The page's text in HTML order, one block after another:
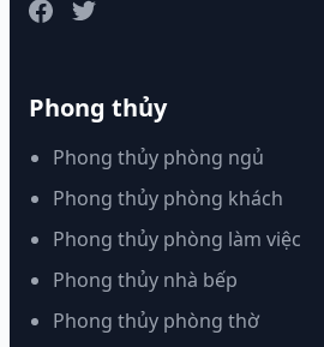
Phong thủy
Phong thủy phòng ngủ
Phong thủy phòng khách
Phong thủy phòng làm việc
Phong thủy nhà bếp
Phong thủy phòng thờ